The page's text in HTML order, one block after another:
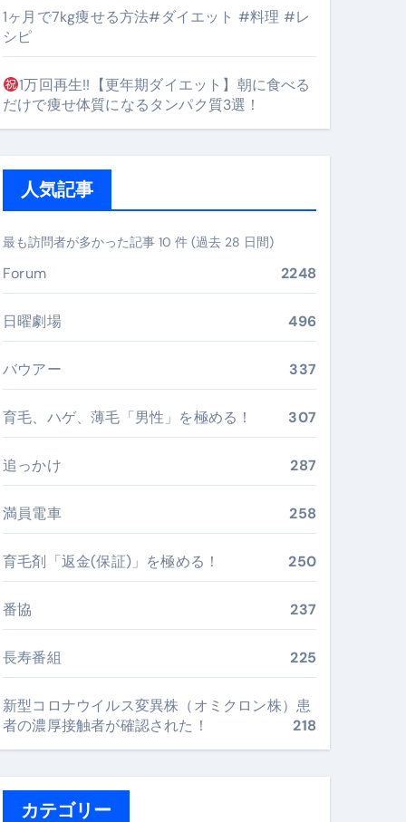
るのが独自ドメイン
安で手に入れる方法
イド
実践大全
。いま選ばれている新定番ドメイン
レ #美容 #健康 #雑学 #ナレーター #小林将大
#美容 #健康 #雑学 #ナレーター #小林将大
レ #美容 #健康 #雑学 #ナレーター #小林将大
すめ・選び方・洗い方・Q&Aまで
たの寝室に最適解を出す快眠ガイド
足腰と体幹”を育てる選び方＆続け方ガイド
1ヶ月で7kg痩せる方法#ダイエット #料理 #レ
シピ
1万回再生!!【更年期ダイエット】朝に食べる
だけで痩せ体質になるタンパク質3選！
人気記事
最も訪問者が多かった記事 10 件 (過去 28 日間)
Forum 2248
日曜劇場 496
バウアー 337
育毛、ハゲ、薄毛「男性」を極める！ 307
追っかけ 287
満員電車 258
育毛剤「返金(保証)」を極める！ 250
番協 237
長寿番組 225
新型コロナウイルス変異株（オミクロン株）患
者の濃厚接触者が確認された！
218
カテゴリー